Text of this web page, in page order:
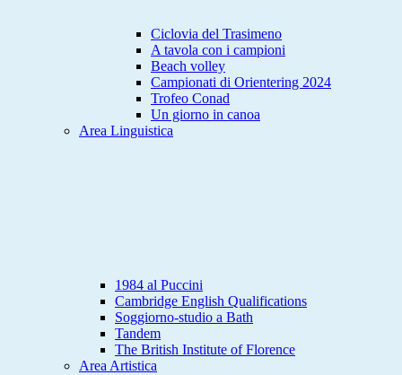
Ciclovia del Trasimeno
A tavola con i campioni
Beach volley
Campionati di Orientering 2024
Trofeo Conad
Un giorno in canoa
Area Linguistica
1984 al Puccini
Cambridge English Qualifications
Soggiorno-studio a Bath
Tandem
The British Institute of Florence
Area Artistica